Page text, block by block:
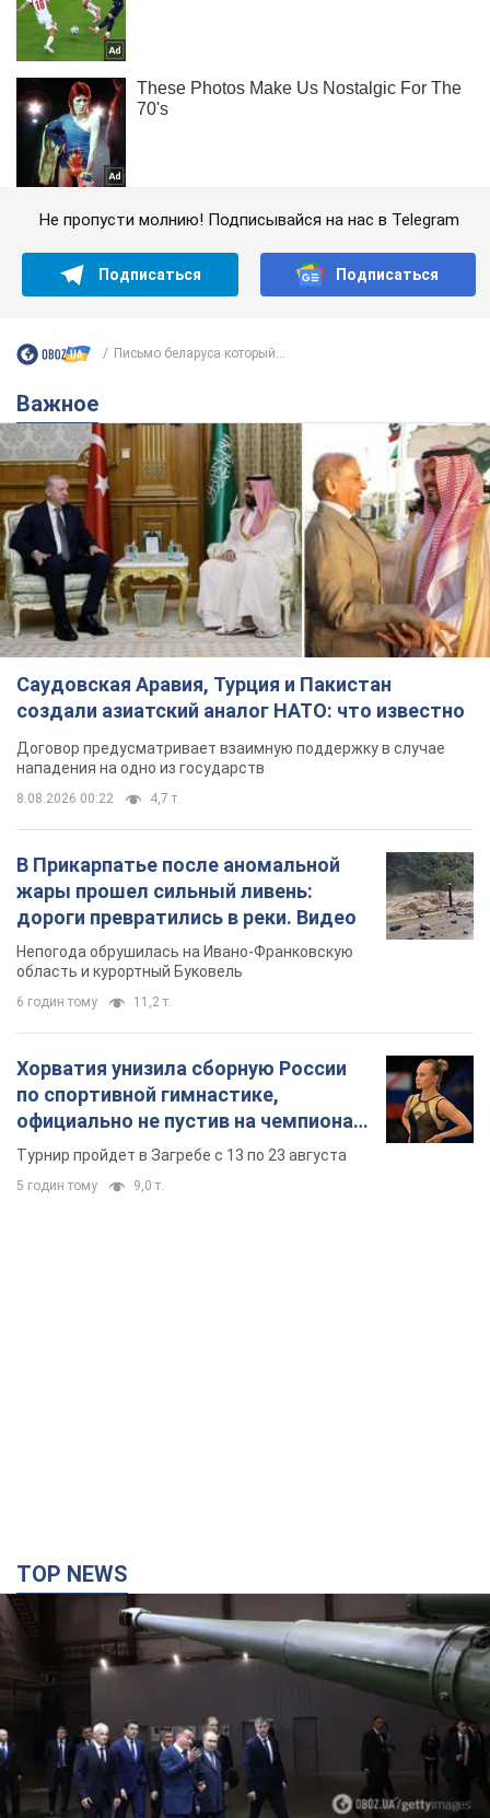
Не пропусти молнию! Подписывайся на нас в Telegram
Подписаться Подписаться
Письмо беларуса который...
Важное
Саудовская Аравия, Турция и Пакистан
создали азиатский аналог НАТО: что известно
Договор предусматривает взаимную поддержку в случае
нападения на одно из государств
8.08.2026 00:22 4,7 т.
В Прикарпатье после аномальной
жары прошел сильный ливень:
дороги превратились в реки. Видео
Непогода обрушилась на Ивано-Франковскую
область и курортный Буковель
6 годин тому 11,2 т.
Хорватия унизила сборную России
по спортивной гимнастике,
официально не пустив на чемпионат
Европы основных спортсменов
Турнир пройдет в Загребе с 13 по 23 августа
5 годин тому 9,0 т.
TOP NEWS